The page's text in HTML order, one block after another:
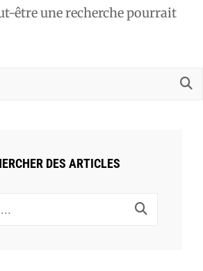
être une recherche pourrait
DES ARTICLES